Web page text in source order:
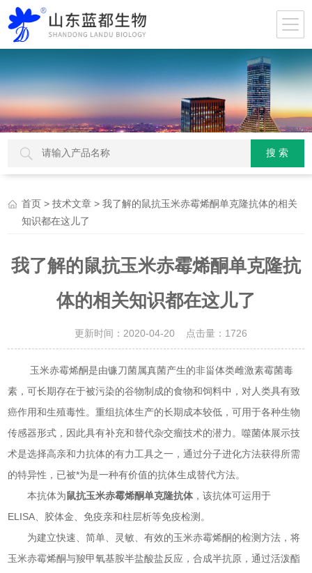
首页 >技术文章 > 我了解的鼠抗玉米赤霉烯酮单克隆抗体的相关
知识都在这儿了
我了解的鼠抗玉米赤霉烯酮单克隆抗
体的相关知识都在这儿了
更新时间：2020-04-20 点击量： 1726
玉米赤霉烯酮是由镰刀菌属真菌产生的非甾体类雌激素霉菌毒
素，可长期存在于被污染的谷物制成的食物和饲料中，对人类具有致
癌作用和生殖毒性。重组抗体生产的长期成本较低，可用于各种生物
传感器形式，因此具有补充和替代杂交瘤技术的潜力。噬菌体展示技
术是选择高亲和力抗体的有力工具之一，通过分子进化方法获得所需
的特异性，已被*为是一种有价值的抗体生成替代方法。
本抗体为鼠抗玉米赤霉烯酮单克隆抗体，该抗体可运用于
ELISA、胶体金、免疫亲和柱层析等免疫检测。
为建立快速、简单、灵敏、有效的玉米赤霉烯酮的检测方法，将
玉米赤霉烯酮与羧甲氧基胺半盐酸盐反应，合成半抗原，通过活泼酯